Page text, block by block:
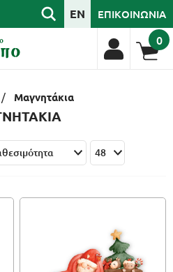
EN ΕΠΙΚΟΙΝΩΝΙΑ
0
/ Μαγνητάκια